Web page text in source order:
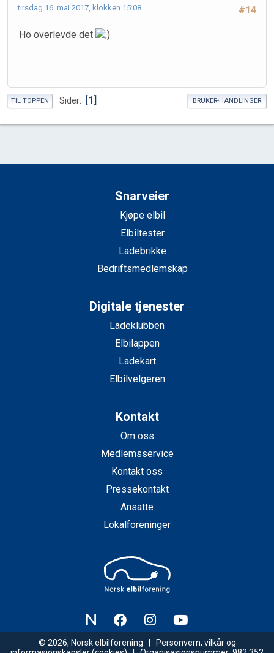
#14
tirsdag 16. mai 2017, klokken 15:08
Ho overlevde det
TIL TOPPEN Sider 1 BRUKER-HANDLINGER
Snarveier
Kjøpe elbil
Elbiltester
Ladebrikke
Bedriftsmedlemskap
Digitale tjenester
Ladeklubben
Elbilappen
Ladekart
Elbilvelgeren
Kontakt
Om oss
Medlemsservice
Kontakt oss
Pressekontakt
Ansatte
Lokalforeninger
© 2026, Norsk elbilforening |
Personvern, vilkår og